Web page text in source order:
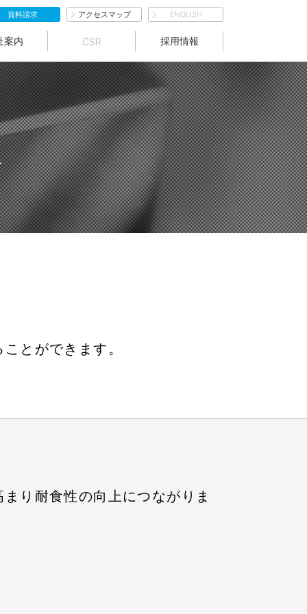
資料請求 アクセスマップ ENGLISH
案内 CSR 採用情報
とができます。
り耐食性の向上につながりま